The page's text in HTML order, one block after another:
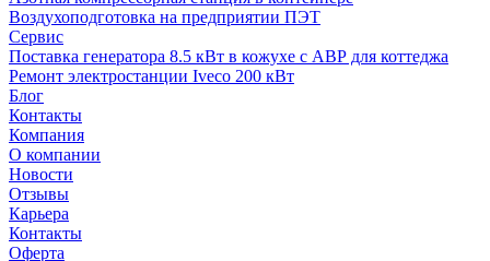
Воздухоподготовка на предприятии ПЭТ
Сервис
Поставка генератора 8.5 кВт в кожухе с АВР для коттеджа
Ремонт электростанции Iveco 200 кВт
Блог
Контакты
Компания
О компании
Новости
Отзывы
Карьера
Контакты
Оферта